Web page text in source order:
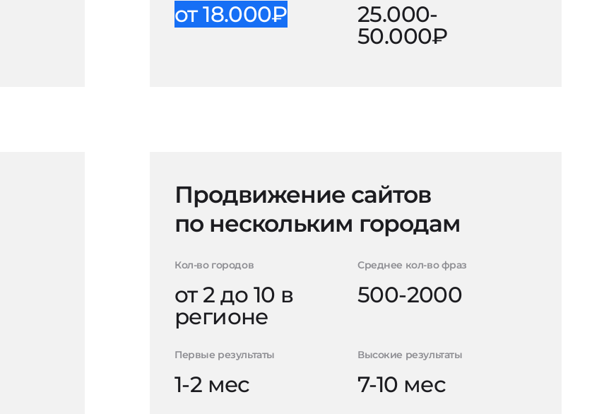
от 18.000₽
25.000-
50.000₽
Продвижение сайтов
по нескольким городам
Кол-во городов
от 2 до 10 в
регионе
Среднее кол-во фраз
500-2000
Первые результаты
1-2 мес
Высокие результаты
7-10 мес